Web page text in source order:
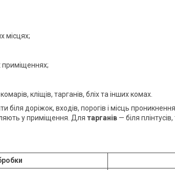
місцях;
приміщеннях;
кліщів, тарганів, бліх та інших комах.
біля доріжок, входів, порогів і місць
у приміщення. Для тарганів — біля